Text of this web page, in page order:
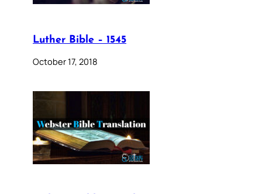
Luther Bible – 1545
October 17, 2018